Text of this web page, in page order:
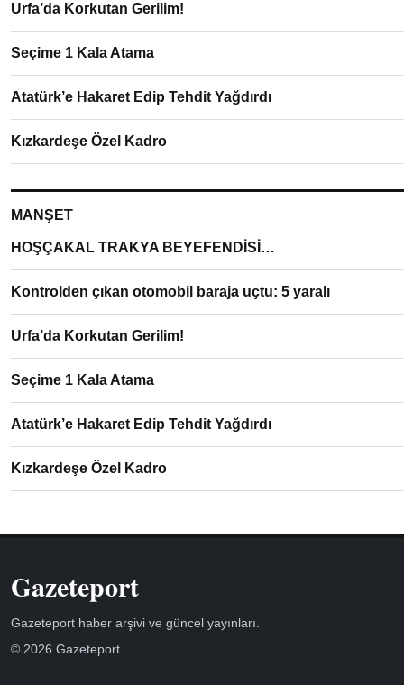
Urfa’da Korkutan Gerilim!
Seçime 1 Kala Atama
Atatürk’e Hakaret Edip Tehdit Yağdırdı
Kızkardeşe Özel Kadro
MANŞET
HOŞÇAKAL TRAKYA BEYEFENDİSİ…
Kontrolden çıkan otomobil baraja uçtu: 5 yaralı
Urfa’da Korkutan Gerilim!
Seçime 1 Kala Atama
Atatürk’e Hakaret Edip Tehdit Yağdırdı
Kızkardeşe Özel Kadro
Gazeteport
Gazeteport haber arşivi ve güncel yayınları.
© 2026 Gazeteport